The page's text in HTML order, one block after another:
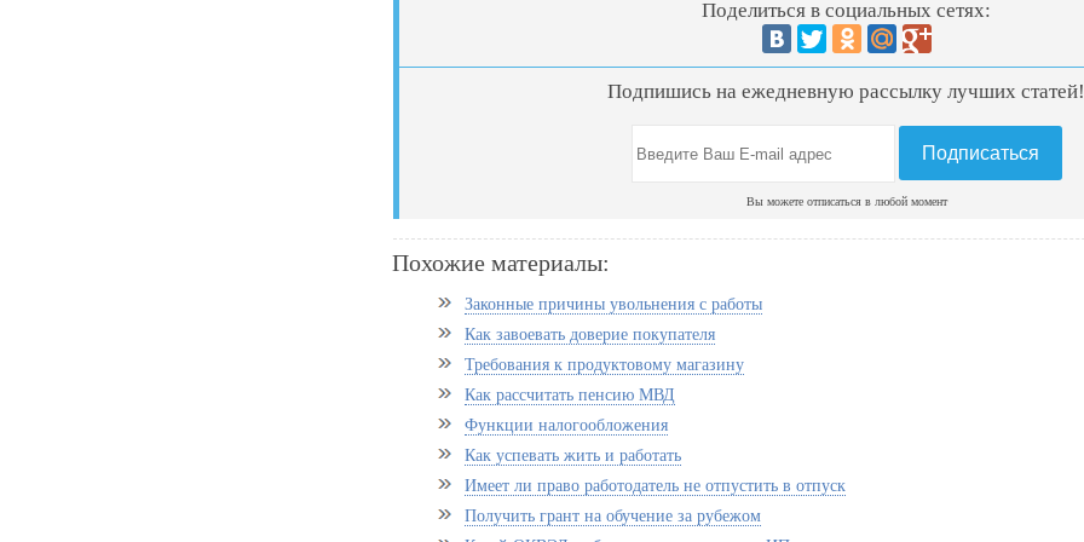
Поделиться в социальных сетях:
Подпишись на ежедневную рассылку лучших
Вы можете отписаться в любой момент
Похожие материалы:
Законные причины увольнения с работы
Как завоевать доверие покупателя
Требования к продуктовому магазину
Как рассчитать пенсию МВД
Функции налогообложения
Как успевать жить и работать
Имеет ли право работодатель не отпустить в отпуск
Получить грант на обучение за рубежом